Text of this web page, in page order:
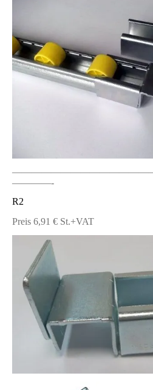
————-
R2
Preis 6,91 € St.+VAT